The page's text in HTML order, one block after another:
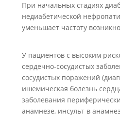
При начальных стадиях
недиабетической
уменьшает частоту
У пациентов с высоким
сердечно-сосудистых
сосудистых поражений
ишемическая болезнь
заболевания
анамнезе, инсульт в